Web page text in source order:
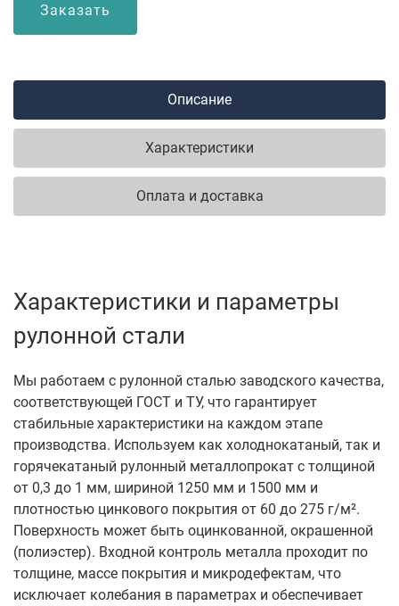
Заказать
Описание
Характеристики
Оплата и доставка
Характеристики и параметры
рулонной стали
Мы работаем с рулонной сталью заводского качества,
соответствующей ГОСТ и ТУ, что гарантирует
стабильные характеристики на каждом этапе
производства. Используем как холоднокатаный, так и
горячекатаный рулонный металлопрокат с толщиной
от 0,3 до 1 мм, шириной 1250 мм и 1500 мм и
плотностью цинкового покрытия от 60 до 275 г/м².
Поверхность может быть оцинкованной, окрашенной
(полиэстер). Входной контроль металла проходит по
толщине, массе покрытия и микродефектам, что
исключает колебания в параметрах и обеспечивает